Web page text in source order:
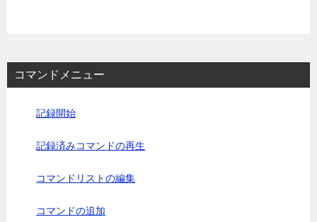
コマンドメニュー
記録開始
記録済みコマンドの再生
コマンドリストの編集
コマンドの追加